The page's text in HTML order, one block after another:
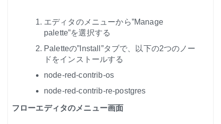
エディタのメニューから”Manage
palette”を選択する
Paletteの”Install”タブで、以下の2つのノー
ドをインストールする
node-red-contrib-os
node-red-contrib-re-postgres
フローエディタのメニュー画面